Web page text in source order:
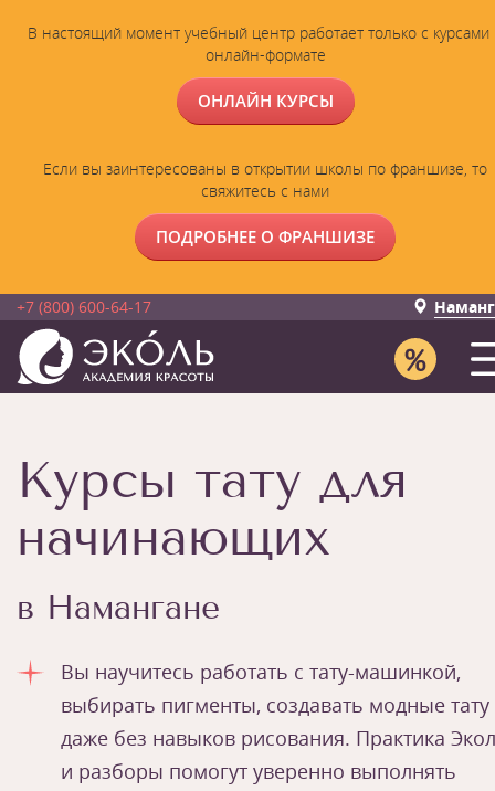
В настоящий момент учебный центр работает только с курсами
онлайн-формате
ОНЛАЙН КУРСЫ
Если вы заинтересованы в открытии школы по франшизе, то
свяжитесь с нами
ПОДРОБНЕЕ О ФРАНШИЗЕ
+7 (800) 600-64-17
Курсы тату для
начинающих
в Намангане
Вы научитесь работать с тату-машинкой,
выбирать пигменты, создавать модные тату
даже без навыков рисования. Практика
и разборы помогут уверенно выполнять